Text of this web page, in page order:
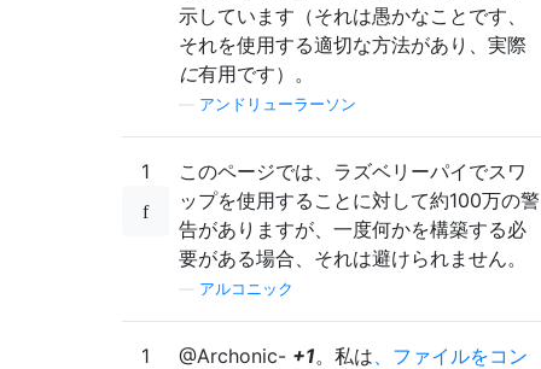
示しています（それは愚かなことです、
それを使用する適切な方法があり、実際
に有用です）。
アンドリューラーソン
1
このページでは、ラズベリーパイでスワ
ップを使用することに対して約100万の警
告がありますが、一度何かを構築する必
要がある場合、それは避けられません。
アルコニック
1 @Archonic- +1。私は 、ファイルをコン